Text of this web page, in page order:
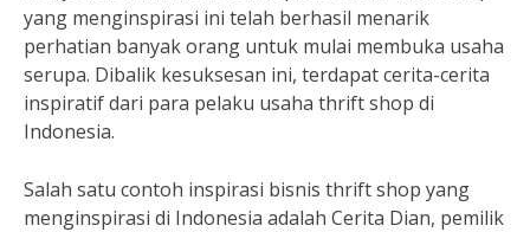
yang menginspirasi ini telah berhasil menarik
perhatian banyak orang untuk mulai membuka usaha
serupa. Dibalik kesuksesan ini, terdapat cerita-cerita
inspiratif dari para pelaku usaha thrift shop di
Indonesia.
Salah satu contoh inspirasi bisnis thrift shop yang
menginspirasi di Indonesia adalah Cerita Dian, pemilik